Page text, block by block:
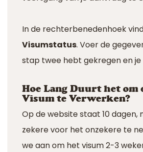
In de rechterbenedenhoek
Visumstatus. Voer de
stap twee hebt gekregen en
Hoe Lang Duurt het om
Visum te Verwerken?
Op de website staat 10 dagen,
zekere voor het onzekere te
we aan om het visum 2-3